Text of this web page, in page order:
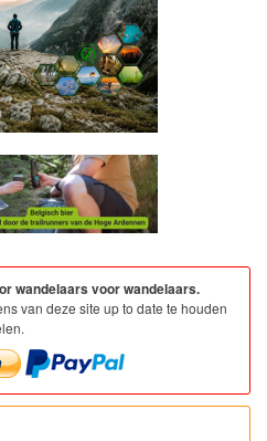
wandelaars voor wandelaars.
van deze site up to date te houden